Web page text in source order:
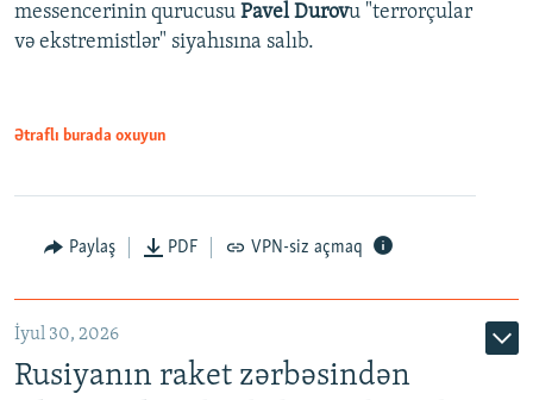
messencerinin qurucusu Pavel Durovu "terrorçular
və ekstremistlər" siyahısına salıb.
Ətraflı burada oxuyun
Paylaş PDF VPN-siz açmaq
İyul 30, 2026
Rusiyanın raket zərbəsindən